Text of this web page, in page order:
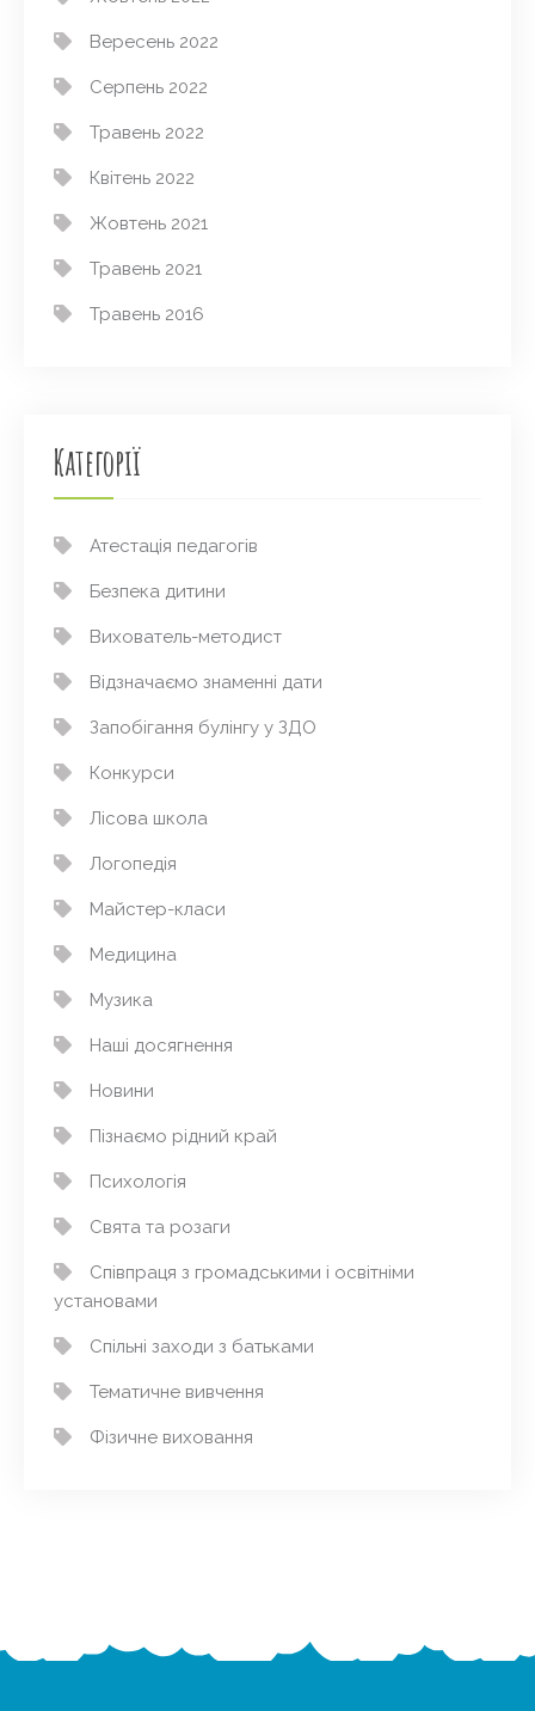
Вересень 2022
Серпень 2022
Травень 2022
Квітень 2022
Жовтень 2021
Травень 2021
Травень 2016
Категорії
Атестація педагогів
Безпека дитини
Вихователь-методист
Відзначаємо знаменні дати
Запобігання булінгу у ЗДО
Конкурси
Лісова школа
Логопедія
Майстер-класи
Медицина
Музика
Наші досягнення
Новини
Пізнаємо рідний край
Психологія
Свята та розаги
Співпраця з громадськими і освітніми
установами
Спільні заходи з батьками
Тематичне вивчення
Фізичне виховання